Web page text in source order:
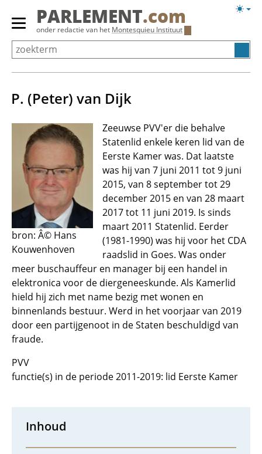
Overslaan
Primair
menu
tonen/verbergen
PARLEMENT.com
onder redactie van het Montesquieu Instituut
P. (Peter) van Dijk
bron: Â© Hans
Kouwenhoven
Zeeuwse PVV'er die behalve
Statenlid enkele keren lid van de
Eerste Kamer was. Dat laatste
was hij van 7 juni 2011 tot 9 juni
2015, van 8 september tot 29
december 2015 en van 28 maart
2017 tot 11 juni 2019. Is sinds
maart 2011 Statenlid. Eerder
(1981-1990) was hij voor het CDA
raadslid in Goes. Was onder
meer buschauffeur en manager bij een handel in
elektronica voor de diergeneeskunde. Als Kamerlid
hield hij zich met name bezig met wonen en
binnenlands bestuur. Werd in het voorjaar van 2019
door een partijgenoot in de Staten beschuldigd van
fraude.
PVV
functie(s) in de periode 2011-2019: lid Eerste Kamer
Inhoud